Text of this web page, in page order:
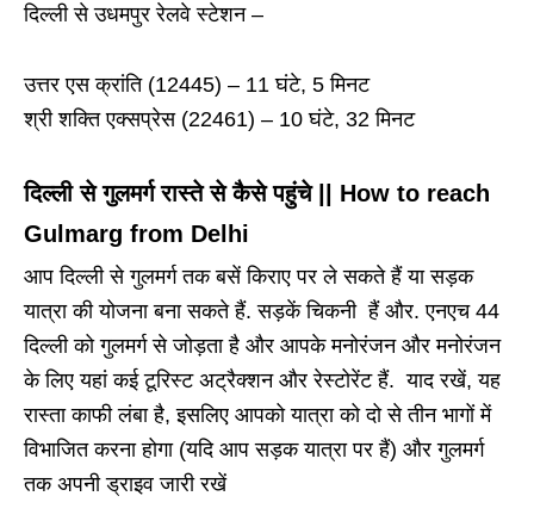
दिल्ली से उधमपुर रेलवे स्टेशन –
उत्तर एस क्रांति (12445) – 11 घंटे, 5 मिनट
श्री शक्ति एक्सप्रेस (22461) – 10 घंटे, 32 मिनट
दिल्ली से गुलमर्ग रास्ते से कैसे पहुंचे || How to reach
Gulmarg from Delhi
आप दिल्ली से गुलमर्ग तक बसें किराए पर ले सकते हैं या सड़क
यात्रा की योजना बना सकते हैं. सड़कें चिकनी हैं और. एनएच 44
दिल्ली को गुलमर्ग से जोड़ता है और आपके मनोरंजन और मनोरंजन
के लिए यहां कई टूरिस्ट अट्रैक्शन और रेस्टोरेंट हैं. याद रखें, यह
रास्ता काफी लंबा है, इसलिए आपको यात्रा को दो से तीन भागों में
विभाजित करना होगा (यदि आप सड़क यात्रा पर हैं) और गुलमर्ग
तक अपनी ड्राइव जारी रखें